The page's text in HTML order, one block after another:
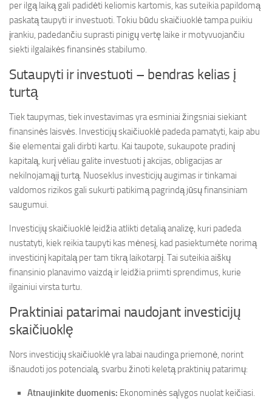
per ilgą laiką gali padidėti keliomis kartomis, kas suteikia papildomą
paskatą taupyti ir investuoti. Tokiu būdu skaičiuoklė tampa puikiu
įrankiu, padedančiu suprasti pinigų vertę laike ir motyvuojančiu
siekti ilgalaikės finansinės stabilumo.
Sutaupyti ir investuoti – bendras kelias į
turtą
Tiek taupymas, tiek investavimas yra esminiai žingsniai siekiant
finansinės laisvės. Investicijų skaičiuoklė padeda pamatyti, kaip abu
šie elementai gali dirbti kartu. Kai taupote, sukaupote pradinį
kapitalą, kurį vėliau galite investuoti į akcijas, obligacijas ar
nekilnojamąjį turtą. Nuoseklus investicijų augimas ir tinkamai
valdomos rizikos gali sukurti patikimą pagrindą jūsų finansiniam
saugumui.
Investicijų skaičiuoklė leidžia atlikti detalią analizę, kuri padeda
nustatyti, kiek reikia taupyti kas mėnesį, kad pasiektumėte norimą
investicinį kapitalą per tam tikrą laikotarpį. Tai suteikia aiškų
finansinio planavimo vaizdą ir leidžia priimti sprendimus, kurie
ilgainiui virsta turtu.
Praktiniai patarimai naudojant investicijų
skaičiuoklę
Nors investicijų skaičiuoklė yra labai naudinga priemonė, norint
išnaudoti jos potencialą, svarbu žinoti keletą praktinių patarimų:
Atnaujinkite duomenis: Ekonominės sąlygos nuolat keičiasi.